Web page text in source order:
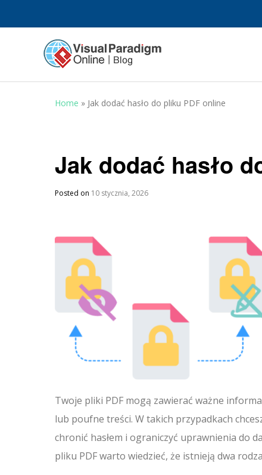
Home » Jak dodać hasło do pliku PDF online
Jak dodać hasło
Posted on 10 stycznia, 2026
Twoje pliki PDF mogą zawierać ważne
lub poufne treści. W takich przypadkach
chronić hasłem i ograniczyć uprawnienia do
pliku PDF warto wiedzieć, że istnieją dwa